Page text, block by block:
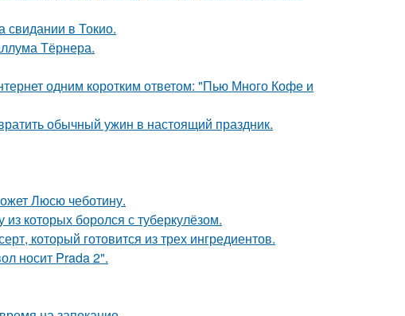
свидании в Токио.
Тёрнера.
одним коротким ответом: "Пью Много Кофе и
обычный ужин в настоящий праздник.
Люсю чеботину.
которых боролся с туберкулёзом.
который готовится из трех ингредиентов.
носит Prada 2".